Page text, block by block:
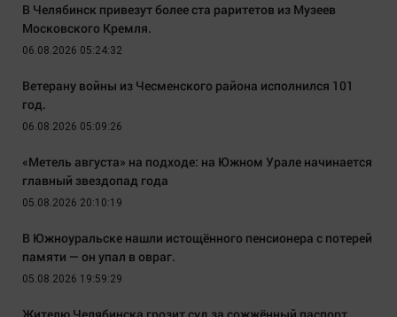
В Челябинск привезут более ста раритетов из Музеев
Московского Кремля.
06.08.2026 05:24:32
Ветерану войны из Чесменского района исполнился 101
год.
06.08.2026 05:09:26
«Метель августа» на подходе: на Южном Урале начинается
главный звездопад года
05.08.2026 20:10:19
В Южноуральске нашли истощённого пенсионера с потерей
памяти — он упал в овраг.
05.08.2026 19:59:29